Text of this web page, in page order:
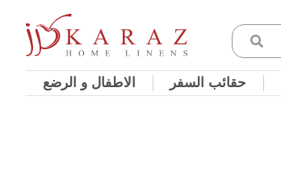
حقائب السفر الاطفال و الرضع